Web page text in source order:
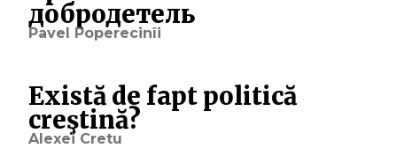
добродетель
Pavel Poperecinîi
Există de fapt politică
creştină?
Alexei Cretu